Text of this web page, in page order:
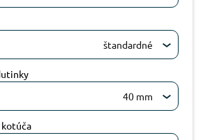
štandardné
40 mm